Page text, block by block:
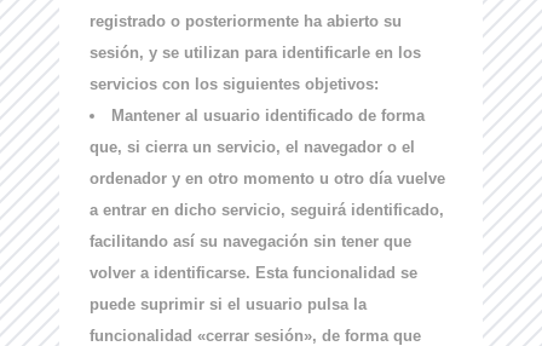
registrado o posteriormente ha abierto su
sesión, y se utilizan para identificarle en los
servicios con los siguientes objetivos:
Mantener al usuario identificado de forma
que, si cierra un servicio, el navegador o el
ordenador y en otro momento u otro día vuelve
a entrar en dicho servicio, seguirá identificado,
facilitando así su navegación sin tener que
volver a identificarse. Esta funcionalidad se
puede suprimir si el usuario pulsa la
funcionalidad «cerrar sesión», de forma que